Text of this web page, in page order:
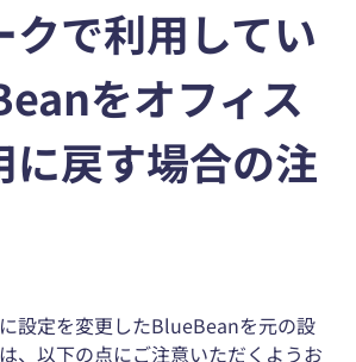
クで利用してい
をオフィス
に戻す場合の注
設定を変更したBlueBeanを元の設
、以下の点にご注意いただくようお